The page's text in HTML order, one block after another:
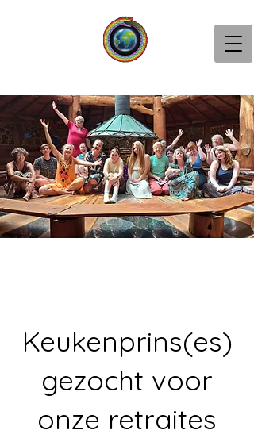
Keukenprins(es)
gezocht voor
onze retraites